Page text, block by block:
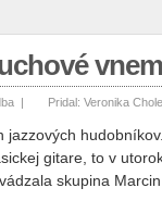
| Pridal: Veronika
gitare, to v
skupina